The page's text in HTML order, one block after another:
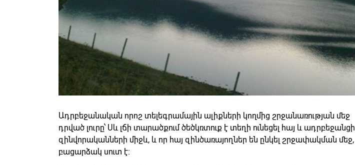
Ադրբեջանական որոշ տելեգրամային ալիքների կողմից շրջանառության մեջ
դրված լուրը՝ Սև լճի տարածքում ծեծկռտուք է տեղի ունեցել հայ և ադրբեջանցի
զինվորականների միջև, և որ հայ զինծառայողներ են ընկել շրջափակման մեջ,
բացարձակ սուտ է։